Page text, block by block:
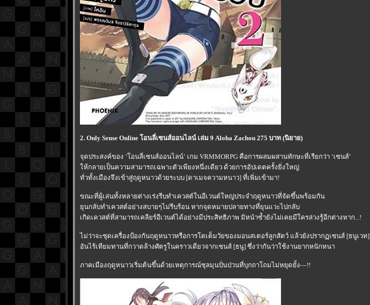
2. Only Sense Online โอนลี่เซนส์ออนไลน์ เล่ม 9 Aloha Zachou 275 บาท (นิยาย)
จุดประสงค์ของ ‘โอนลี่เซนส์ออนไลน์’ เกม VRMMORPG คือการผสมผสานทักษะที่เรียกว่า ‘เซนส์’
ห้กลายเป็นความสามารถเฉพาะตัวเพียงหนึ่งเดียว ด้วยการอัปเดตครั้งยิ่งใหญ่
ทั่วทั้งเมืองจึงเข้าสู่ฤดูหนาวด้วยระบบ [ดาเมจความหนาว] ที่เพิ่มเข้ามา!
ขณะที่ผู้เล่นทั้งหลายต่างเร่งรีบทำเควสต์ในอีเวนต์ใหญ่ประจำฤดูหนาวที่จัดขึ้นพร้อมกัน
ุนกลับทำเควสต์อย่างสบายๆไม่รีบร้อน หากจุดหมายปลายทางที่ยุนแวะไปกลับ
เกิดเควสต์ที่สามารถเคลียร์อีเวนต์ได้อย่างมีประสิทธิภาพ มิหนำซ้ำยังไม่เคยมีใครล่วงรู้อีกต่างหาก...!
ไม่ว่าจะชุดเครื่องป้องกันฤดูหนาวหรือการโตเต็มวัยของมอนสเตอร์ลูกสัตว์ แล้วยังปรากฏเซนส์ [ธนูเวท]
อันไร้เทียมทานที่กวาดล้างศัตรูในคราวเดียวจากเซนส์ [ธนู] ซึ่งว่ากันว่าใช้งานยากหนักหนา
ภาคเมืองฤดูหนาวเริ่มต้นขึ้นด้วยเหตุการณ์ชุลมุนปั่นป่วนที่บุกถาโถมไม่หยุดยั้ง—!!